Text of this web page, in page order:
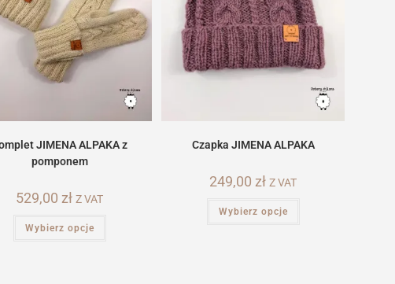
JIMENA ALPAKA z
pomponem
529,00zł Z VAT
Wybierz opcje
Czapka JIMENA ALPAKA
249,00 zł Z VAT
Wybierz opcje